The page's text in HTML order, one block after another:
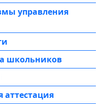
управления
школьников
аттестация